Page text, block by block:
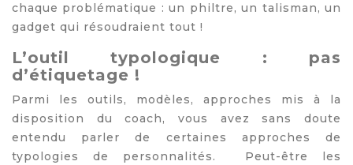
chaque problématique : un philtre, un talisman, un
gadget qui résoudraient tout !
L’outil typologique : pas
d’étiquetage !
Parmi les outils, modèles, approches mis à la
disposition du coach, vous avez sans doute
entendu parler de certaines approches de
typologies de personnalités. Peut-être les